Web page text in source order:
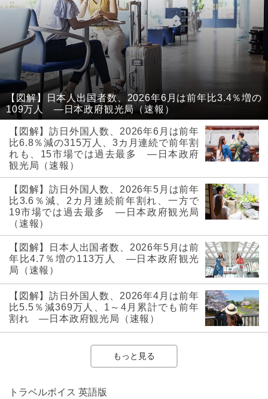
【図解】日本人出国者数、2026年6月は前年比3.4％増の
109万人 ―日本政府観光局（速報）
【図解】訪日外国人数、2026年6月は前年
比6.8％減の315万人、3カ月連続で前年割
れも、15市場では過去最多 ―日本政府
観光局（速報）
【図解】訪日外国人数、2026年5月は前年
比3.6％減、2カ月連続前年割れ、一方で
19市場では過去最多 ―日本政府観光局
（速報）
【図解】日本人出国者数、2026年5月は前
年比4.7％増の113万人 ―日本政府観光
局（速報）
【図解】訪日外国人数、2026年4月は前年
比5.5％減369万人、1～4月累計でも前年
割れ ―日本政府観光局（速報）
もっと見る
トラベルボイス 英語版